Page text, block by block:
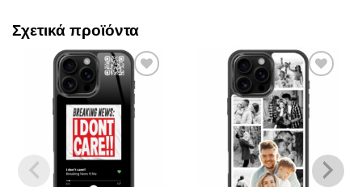
Σχετικά προϊόντα
Add to
Wishlist
Add to
Wishlist